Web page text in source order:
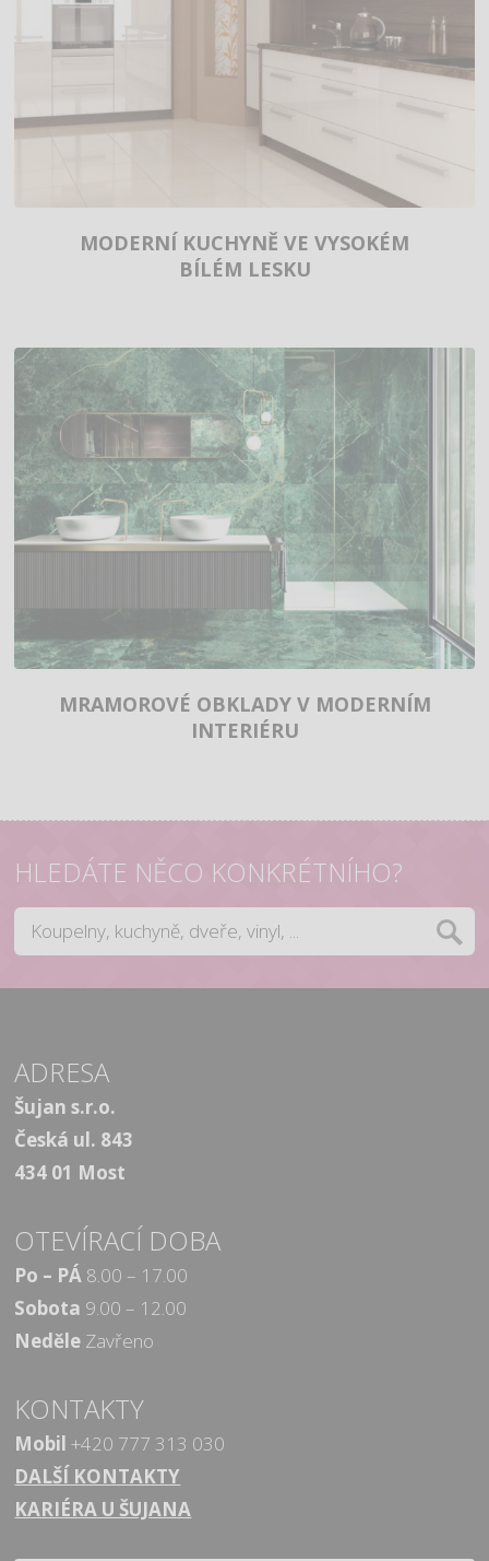
MODERNÍ KUCHYNĚ VE VYSOKÉM
BÍLÉM LESKU
MRAMOROVÉ OBKLADY V MODERNÍM
INTERIÉRU
HLEDÁTE NĚCO KONKRÉTNÍHO?
ADRESA
Šujan s.r.o.
Česká ul. 843
434 01 Most
OTEVÍRACÍ DOBA
Po – PÁ 8.00 – 17.00
Sobota 9.00 – 12.00
Neděle Zavřeno
KONTAKTY
Mobil +420 777 313 030
DALŠÍ KONTAKTY
KARIÉRA U ŠUJANA